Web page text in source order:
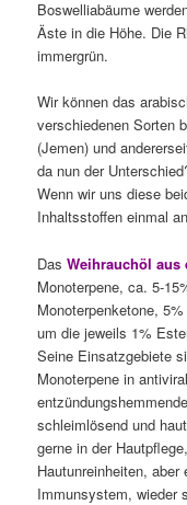
Boswelliabäume
Äste in die Höhe. Die
immergrün.
Wir können das
verschiedenen Sorten
(Jemen) und
da nun der
Wenn wir uns diese
Inhaltsstoffen einmal
DasWeihrauchöl aus
Monoterpene, ca. 5-
Monoterpenketone,
um die jeweils 1%
Seine Einsatzgebiete
Monoterpene in
schleimlösend und
gerne in der
Hautunreinheiten,
Immunsystem, wieder